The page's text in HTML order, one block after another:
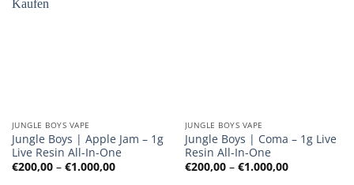
JUNGLE BOYS VAPE
Jungle Boys | Apple Jam – 1g
Live Resin All-In-One
€200,00 – €1.000,00Preisspanne:
€200,00
JUNGLE BOYS VAPE
Jungle Boys | Coma – 1g Live
Resin All-In-One
€200,00 – €1.000,00
€200,00